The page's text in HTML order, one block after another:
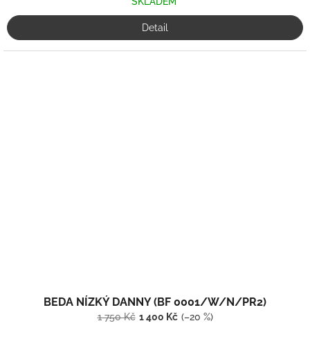
Detail
BEDA NÍZKÝ DANNY (BF 0001/W/N/PR2)
1 750 Kč 1 400 Kč (–20 %)